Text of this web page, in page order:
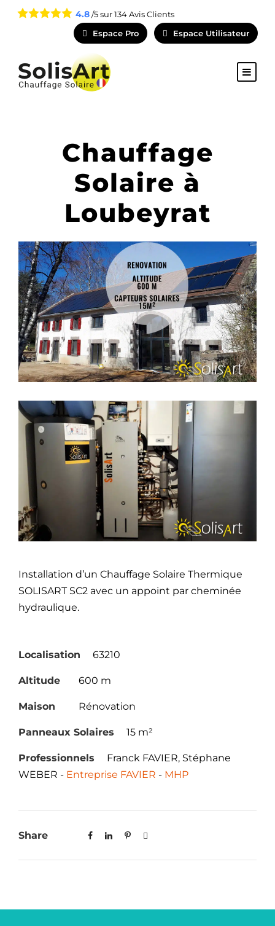
4.8/5 sur134Avis Clients
Espace Pro
Espace Utilisateur
Chauffage
Solaire à
Loubeyrat
Installation d’un Chauffage Solaire Thermique
SOLISART SC2 avec un appoint par cheminée
hydraulique.
Localisation 63210
Altitude 600 m
Maison Rénovation
Panneaux Solaires 15 m²
Professionnels
Franck FAVIER, Stéphane
WEBER - Entreprise FAVIER - MHP
Share